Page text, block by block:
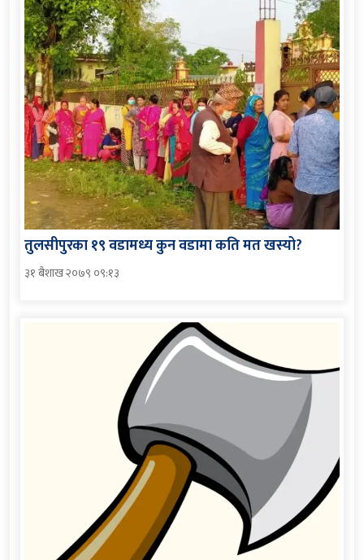
तुलसीपुरका १९ वडामध्य कुन वडामा कति मत खस्यो?
३१ बैशाख २०७९ ०९:१३